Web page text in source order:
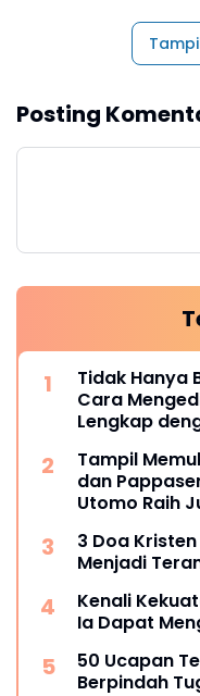
Posting
Tidak Hanya
Cara
Lengkap
Tampil
dan
Utomo Raih
3 Doa
Menjadi
Kenali
Ia Dapat
50 Ucapan
Berpindah